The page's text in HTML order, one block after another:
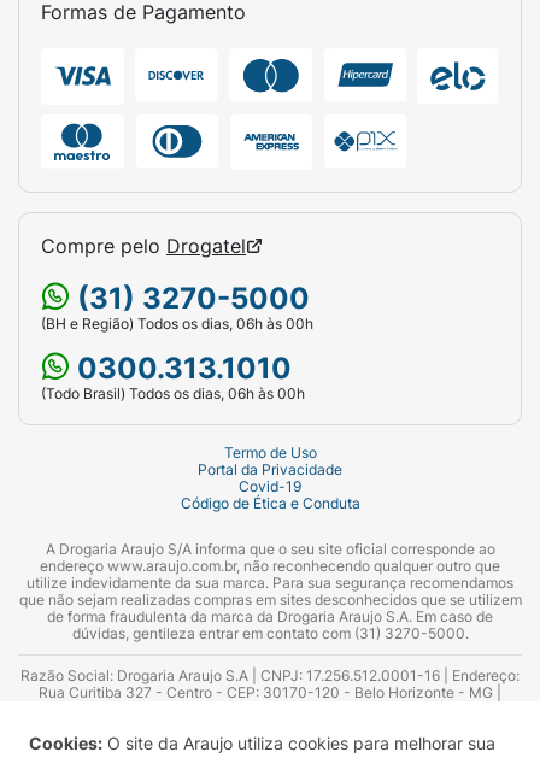
Cookies: O site da Araujo utiliza cookies para melhorar sua
Formas de Pagamento
Compre pelo Drogatel
(31) 3270-5000
(BH e Região) Todos os dias, 06h às 00h
0300.313.1010
(Todo Brasil) Todos os dias, 06h às 00h
Termo de Uso
Portal da Privacidade
Covid-19
Código de Ética e Conduta
A Drogaria Araujo S/A informa que o seu site oficial corresponde ao
endereço www.araujo.com.br, não reconhecendo qualquer outro que
utilize indevidamente da sua marca. Para sua segurança recomendamos
que não sejam realizadas compras em sites desconhecidos que se utilizem
de forma fraudulenta da marca da Drogaria Araujo S.A. Em caso de
dúvidas, gentileza entrar em contato com (31) 3270-5000.
Razão Social: Drogaria Araujo S.A | CNPJ: 17.256.512.0001-16 | Endereço:
Rua Curitiba 327 - Centro - CEP: 30170-120 - Belo Horizonte - MG |
Azevedo Guimarães – CRF 10.965 | Yasmin Silva Alvarenga – CRF 52.584 -